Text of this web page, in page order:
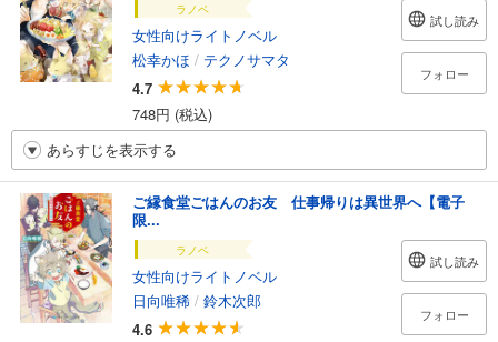
ラノベ
女性向けライトノベル
松幸かほ / テクノサマタ
4.7
748円 (税込)
試し読み
フォロー
あらすじを表示する
ご縁食堂ごはんのお友 仕事帰りは異世界へ【電子
限...
ラノベ
女性向けライトノベル
日向唯稀 / 鈴木次郎
4.6
試し読み
フォロー